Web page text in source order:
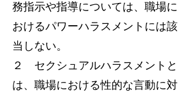
務指示や指導については、職場に
おけるパワーハラスメントには該
当しない。
２ セクシュアルハラスメントと
は、職場における性的な言動に対